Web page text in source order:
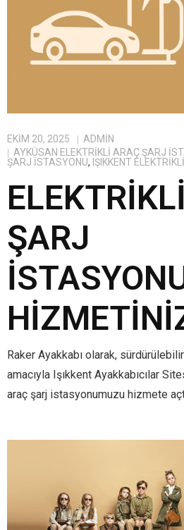
EKIM 20, 2025
ADMIN
AYKÜSAN ELEKTRIKLI ARAÇ ŞARJ
ŞARJ İSTASYONU, IŞIKKENT
ŞARJ
Raker Ayakkabı olarak,
amacıyla Işıkkent Ayakkabıcılar
araç şarj istasyonumuzu hizmete